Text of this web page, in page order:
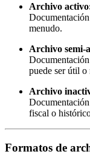
Archivo
menudo.
Archivo semi-
puede ser útil o
Archivo
fiscal o
Formatos de